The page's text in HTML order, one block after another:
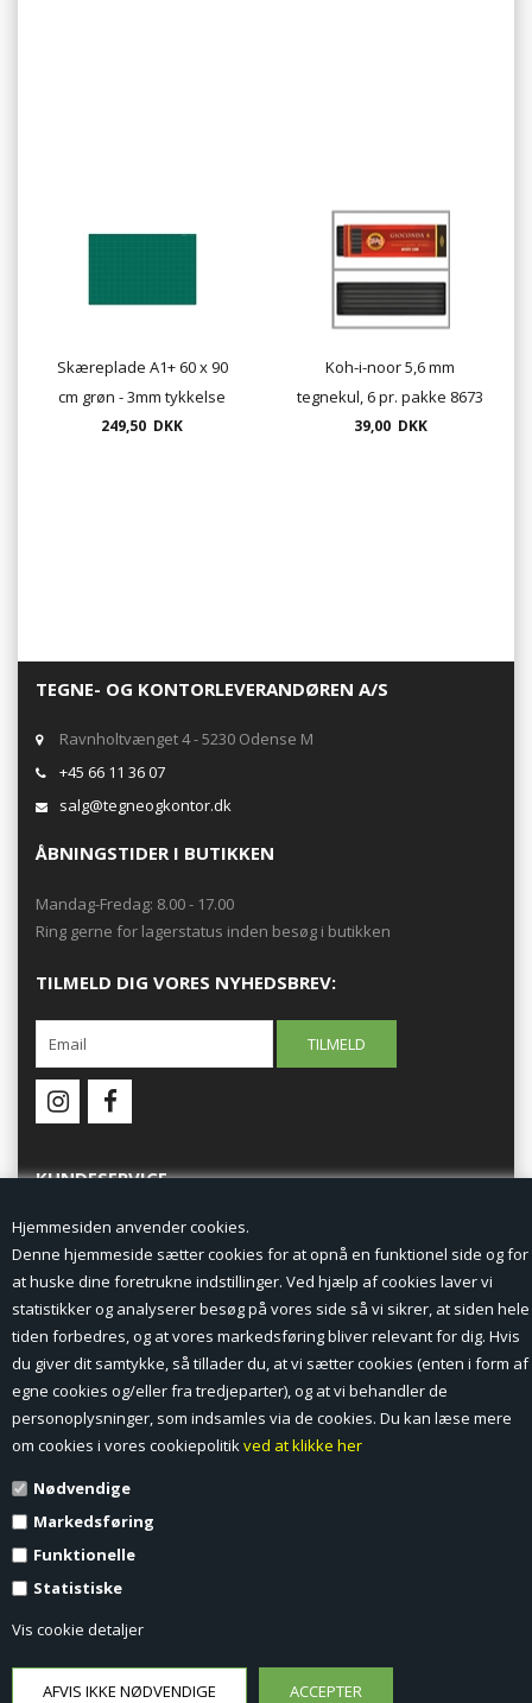
Hjemmesiden anvender cookies.
Denne hjemmeside sætter cookies for at opnå en funktionel side og for
at huske dine foretrukne indstillinger. Ved hjælp af cookies laver vi
statistikker og analyserer besøg på vores side så vi sikrer, at siden hele
tiden forbedres, og at vores markedsføring bliver relevant for dig. Hvis
du giver dit samtykke, så tillader du, at vi sætter cookies (enten i form af
egne cookies og/eller fra tredjeparter), og at vi behandler de
personoplysninger, som indsamles via de cookies. Du kan læse mere
om cookies i vores cookiepolitikved at klikke her
Nødvendige
Markedsføring
Funktionelle
Statistiske
Vis cookie detaljer
Skæreplade A1+ 60 x 90
cm grøn - 3mm tykkelse
249,50 DKK
Koh-i-noor 5,6 mm
tegnekul, 6 pr. pakke 8673
39,00 DKK
TEGNE- OG KONTORLEVERANDØREN A/S
Ravnholtvænget 4 - 5230 Odense M
+45 66 11 36 07
salg@tegneogkontor.dk
ÅBNINGSTIDER I BUTIKKEN
Mandag-Fredag: 8.00 - 17.00
Ring gerne for lagerstatus inden besøg i butikken
TILMELD DIG VORES NYHEDSBREV:
KUNDESERVICE
Forside
Min Konto
Nyheder
Vilkår og betingelser
Profil
Erhverv log ind (B2B)
Kontakt
Favorit
Fortrydelsesformular